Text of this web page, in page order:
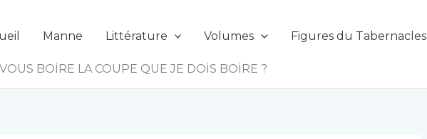
Manne Littérature Volumes Figures du Tabernacles
BOİRE LA COUPE QUE JE DOİS BOİRE ?